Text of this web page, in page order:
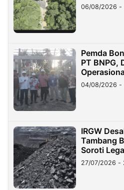
06/08/2026 -
Pemda
PT BNPG,
04/08/2026 -
IRGW
Tambang
Soroti
Stockpile
27/07/2026 -